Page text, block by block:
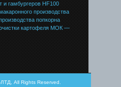
и гамбургеров HF100
производства
попкорна
картофеля МОК —
All Rights Reserved.